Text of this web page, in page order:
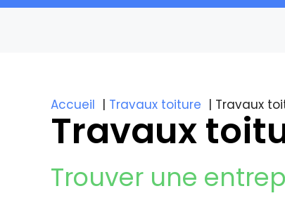
Accueil Travaux toiture Travaux
Travaux
Trouver une